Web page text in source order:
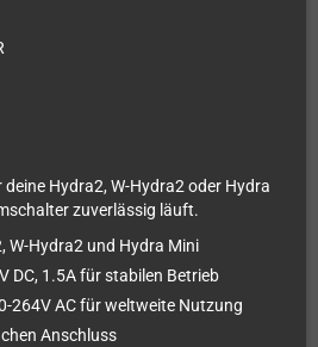
Hydra2, W-Hydra2 oder Hydra
zuverlässig läuft.
W-Hydra2 und Hydra Mini
DC, 1.5A für stabilen Betrieb
264V AC für weltweite Nutzung
Anschluss